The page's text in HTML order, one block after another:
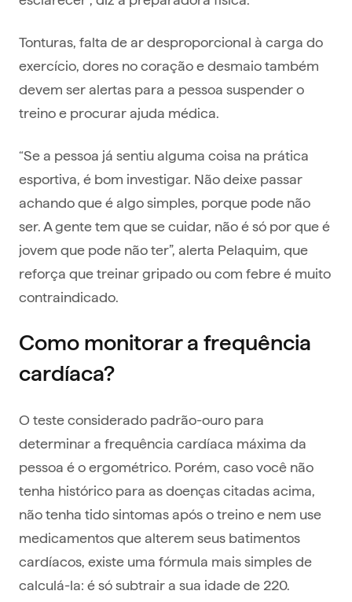
Tonturas, falta de ar desproporcional à carga do
exercício, dores no coração e desmaio também
devem ser alertas para a pessoa suspender o
treino e procurar ajuda médica.
“Se a pessoa já sentiu alguma coisa na prática
esportiva, é bom investigar. Não deixe passar
achando que é algo simples, porque pode não
ser. A gente tem que se cuidar, não é só por que é
jovem que pode não ter”, alerta Pelaquim, que
reforça que treinar gripado ou com febre é muito
contraindicado.
Como monitorar a frequência
cardíaca?
O teste considerado padrão-ouro para
determinar a frequência cardíaca máxima da
pessoa é o ergométrico. Porém, caso você não
tenha histórico para as doenças citadas acima,
não tenha tido sintomas após o treino e nem use
medicamentos que alterem seus batimentos
cardíacos, existe uma fórmula mais simples de
calculá-la: é só subtrair a sua idade de 220.